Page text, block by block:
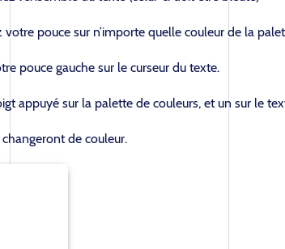
pouce sur n’importe quelle couleur de la
pouce gauche sur le curseur du texte.
appuyé sur la palette de couleurs, et un sur le
de couleur.